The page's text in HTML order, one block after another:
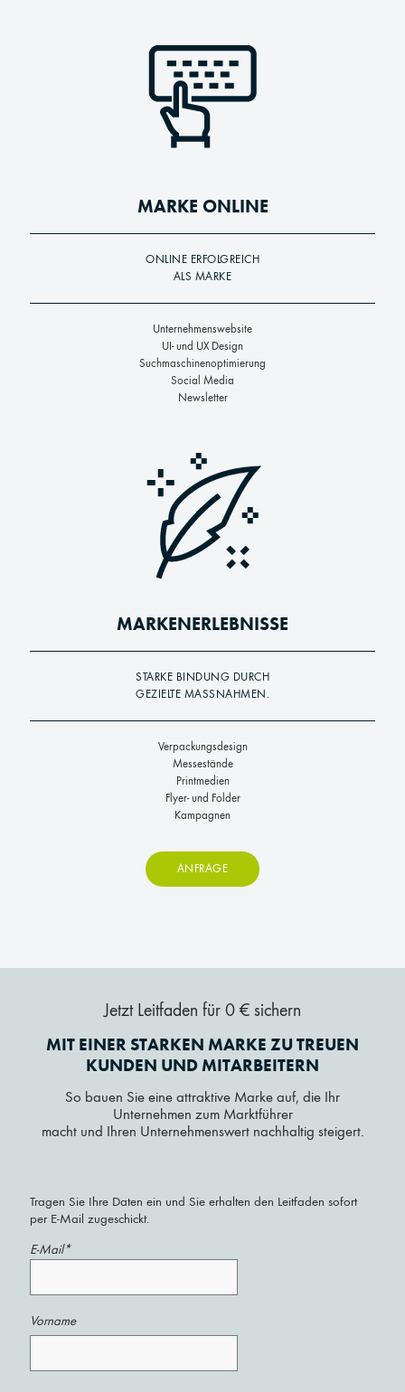
MARKE ONLINE
ONLINE ERFOLGREICH
ALS MARKE
Unternehmenswebsite
UI- und UX Design
Suchmaschinenoptimierung
Social Media
Newsletter
MARKENERLEBNISSE
STARKE BINDUNG DURCH
GEZIELTE MASSNAHMEN.
Verpackungsdesign
Messestände
Printmedien
Flyer- und Folder
Kampagnen
ANFRAGE
Jetzt Leitfaden für 0 € sichern
MIT EINER STARKEN MARKE ZU TREUEN
KUNDEN UND MITARBEITERN
So bauen Sie eine attraktive Marke auf, die Ihr
Unternehmen zum Marktführer
macht und Ihren Unternehmenswert nachhaltig steigert.
Tragen Sie Ihre Daten ein und Sie erhalten den Leitfaden sofort
per E-Mail zugeschickt.
E-Mail*
Vorname